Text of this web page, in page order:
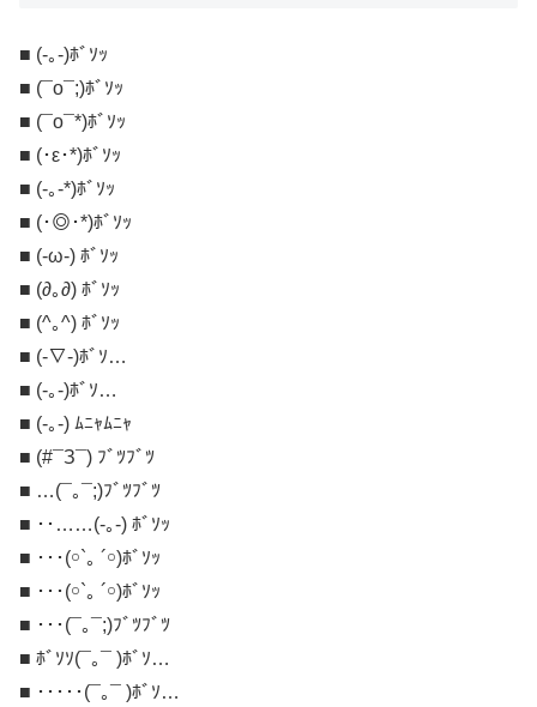
■ (-｡-)ﾎﾞｿｯ
■ (¯o¯;)ﾎﾞｿｯ
■ (¯o¯*)ﾎﾞｿｯ
■ (･ε･*)ﾎﾞｿｯ
■ (-｡-*)ﾎﾞｿｯ
■ (･◎･*)ﾎﾞｿｯ
■ (-ω-) ﾎﾞｿｯ
■ (∂｡∂) ﾎﾞｿｯ
■ (^｡^) ﾎﾞｿｯ
■ (-∇-)ﾎﾞｿ…
■ (-｡-)ﾎﾞｿ…
■ (-｡-) ﾑﾆｬﾑﾆｬ
■ (#¯З¯) ﾌﾞﾂﾌﾞﾂ
■ …(¯｡¯;)ﾌﾞﾂﾌﾞﾂ
■ ･･……(-｡-) ﾎﾞｿｯ
■ ･･･(￮`｡ ´￮)ﾎﾞｿｯ
■ ･･･(￮`｡ ´￮)ﾎﾞｿｯ
■ ･･･(¯｡¯;)ﾌﾞﾂﾌﾞﾂ
■ ﾎﾞｿｿ(¯｡¯ )ﾎﾞｿ…
■ ･････(¯｡¯ )ﾎﾞｿ…